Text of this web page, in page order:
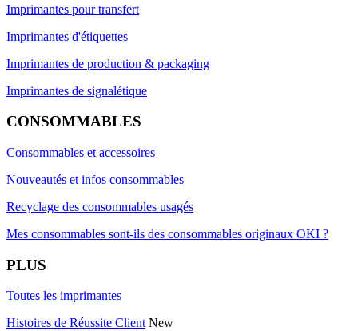
Imprimantes pour transfert
Imprimantes d'étiquettes
Imprimantes de production & packaging
Imprimantes de signalétique
CONSOMMABLES
Consommables et accessoires
Nouveautés et infos consommables
Recyclage des consommables usagés
Mes consommables sont-ils des consommables originaux OKI ?
PLUS
Toutes les imprimantes
Histoires de Réussite Client New